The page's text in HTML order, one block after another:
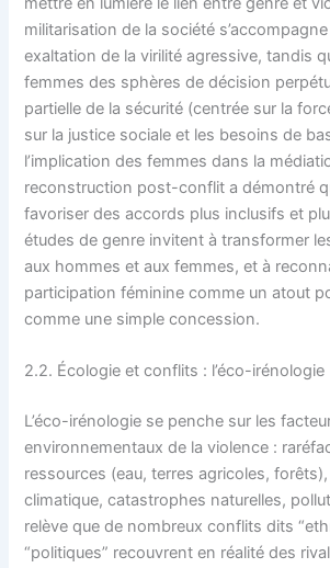
militarisation de la société
exaltation de la virilité agressive, tandis
femmes des sphères de décision
partielle de la sécurité (centrée sur la
sur la justice sociale et les besoins de
l’implication des femmes dans la
reconstruction post-conflit a démontré
favoriser des accords plus inclusifs et
études de genre invitent à transformer
aux hommes et aux femmes, et à
participation féminine comme un atout
comme une simple concession.
2.2. Écologie et conflits : l’éco-irénologie
L’éco-irénologie se penche sur les
environnementaux de la violence :
ressources (eau, terres agricoles,
climatique, catastrophes naturelles,
relève que de nombreux conflits dits
“politiques” recouvrent en réalité des